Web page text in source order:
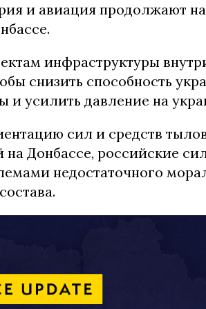
и авиация продолжают
инфраструктуры
снизить способность
и усилить давление на
сил и средств
Донбассе, российские
недостаточного